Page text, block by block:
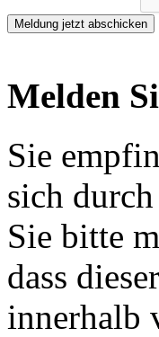
Melden
Sie
sich
Sie bitte
dass
innerhalb